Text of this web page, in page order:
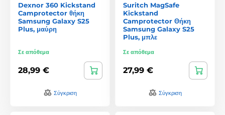
Dexnor 360 Kickstand
Camprotector θήκη
Samsung Galaxy S25
Plus, μαύρη
Σε απόθεμα
28,99 €
Σύγκριση
Suritch MagSafe
Kickstand
Camprotector Θήκη
Samsung Galaxy S25
Plus, μπλε
Σε απόθεμα
27,99 €
Σύγκριση